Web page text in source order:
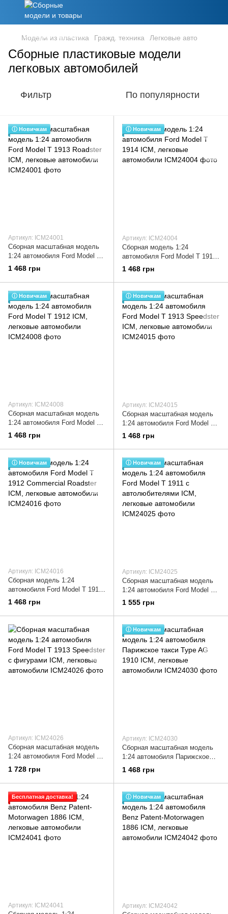
Модели из пластика Гражд. техника Легковые авто
Сборные пластиковые модели
легковых автомобилей
Фильтр По популярности
ⓘ Новичкам
Артикул: ICM24001
Сборная масштабная модель
1:24 автомобиля Ford Model T
1913 Roadster ICM, легковые
автомобили
1 468 грн
ⓘ Новичкам
Артикул: ICM24004
Сборная модель 1:24
автомобиля Ford Model T 1914
ICM, легковые автомобили
1 468 грн
ⓘ Новичкам
Артикул: ICM24008
Сборная масштабная модель
1:24 автомобиля Ford Model T
1912 ICM, легковые
автомобили
1 468 грн
ⓘ Новичкам
Артикул: ICM24015
Сборная масштабная модель
1:24 автомобиля Ford Model T
1913 Speedster ICM, легковые
автомобили
1 468 грн
ⓘ Новичкам
Артикул: ICM24016
Сборная модель 1:24
автомобиля Ford Model T 1912
Commercial Roadster ICM,
легковые автомобили
1 468 грн
ⓘ Новичкам
Артикул: ICM24025
Сборная масштабная модель
1:24 автомобиля Ford Model T
1911 с автолюбителями ICM,
легковые автомобили
1 555 грн
Артикул: ICM24026
Сборная масштабная модель
1:24 автомобиля Ford Model T
1913 Speedster с фигурами
ICM, легковые автомобили
1 728 грн
ⓘ Новичкам
Артикул: ICM24030
Сборная масштабная модель
1:24 автомобиля Парижское
такси Type AG 1910 ICM,
легковые автомобили
1 468 грн
Бесплатная доставка!
Артикул: ICM24041
ⓘ Новичкам
Артикул: ICM24042